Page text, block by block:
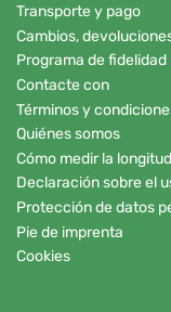
Transporte y pago
Cambios,
Programa de fidelidad
Contacte con
Términos y
Quiénes somos
Cómo medir la
Declaración sobre el
Protección de datos
Pie de imprenta
Cookies